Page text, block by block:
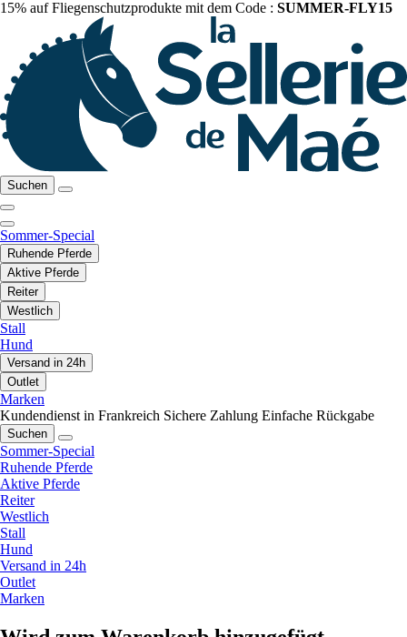
15% auf Fliegenschutzprodukte mit dem Code : SUMMER-FLY15
Suchen
Sommer-Special
Ruhende Pferde
Aktive Pferde
Reiter
Westlich
Stall
Hund
Versand in 24h
Outlet
Marken
Kundendienst in Frankreich Sichere Zahlung Einfache Rückgabe
Suchen
Sommer-Special
Ruhende Pferde
Aktive Pferde
Reiter
Westlich
Stall
Hund
Versand in 24h
Outlet
Marken